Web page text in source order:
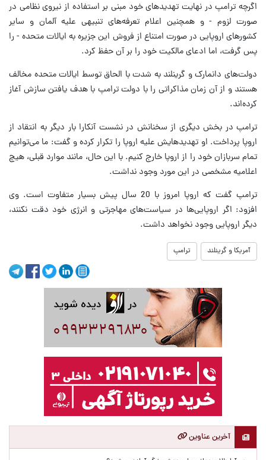
اگرچه ترامپ در نهایت تهدیدهای خود مبنی بر استفاده از نیروی نظامی در
صورت لزوم - و همچنین اعلام تعرفه‌های تنبیهی علیه آلمان و سایر
کشورهای اروپایی در صورت امتناع از فروش این جزیره به ایالات متحده - را
پس گرفت، اما ادعای مالکیت خود را بر آن حفظ کرد.
دولت‌های دانمارک و گرینلند به شدت با الحاق توسط ایالات متحده مخالف
هستند و از آن زمان مذاکراتی را با دولت ترامپ با هدف یافتن سازش آغاز
کرده‌اند.
ترامپ در بخش دیگری از سخنانش در نشست آنکارا بار دیگر به انتقاد از
اروپا پرداخت. او تهدیدهایش علیه اروپا را تکرار کرده و گفت: ما می‌توانیم
تمام سربازان خود را از اروپا خارج کنیم. با این حال، مانند موارد قبلی، هیچ
اعلامیه مشخصی در این مورد وجود نداشت.
ترامپ گفت که اروپا امروز با 20 سال پیش بسیار متفاوت است. وی
افزود: اگر اروپایی‌ها در سیاست‌های مهاجرتی و انرژی خود دقت نکنند،
دیگر اروپایی وجود نخواهد داشت.
آمریکا و گرینلند ترامپ
آخرین عناوین